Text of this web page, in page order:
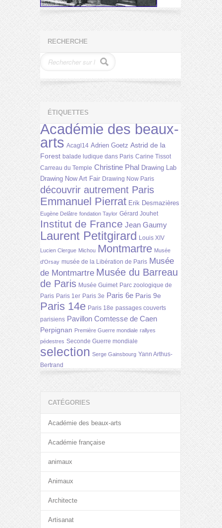
RECHERCHE
ÉTIQUETTES
Académie des beaux-
arts Acagl14 Adrien Goetz Astrid de la
Forest balade ludique dans Paris Carine Tissot
Carreau du Temple Christine Phal Drawing Lab
Drawing Now Art Fair Drawing Now Paris
découvrir autrement Paris
Emmanuel Pierrat Erik Desmazières
Eugène Delâtre fondation Taylor Gérard Jouhet
Institut de France Jean Gaumy
Laurent Petitgirard Louis XIV
Lucien Clergue Michou Montmartre Musée
d'Orsay musée de la Libération de Paris Musée
de Montmartre Musée du Barreau
de Paris Musée Guimet Parc zoologique de
Paris Paris 1er Paris 3e Paris 6e Paris 9e
Paris 14e Paris 18e passages couverts
parisiens Pavillon Comtesse de Caen
Perpignan Première Guerre mondiale rallyes
pédestres Seconde Guerre mondiale
selection Serge Gainsbourg Yann Arthus-
Bertrand
CATÉGORIES
Académie des beaux-arts
Académie française
animaux
Animaux
Architecte
Artisanat